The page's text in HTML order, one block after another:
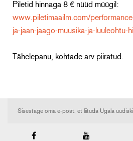
Piletid hinnaga 8 € nüüd müügil:
www.piletimaailm.com/
ja-jaan-jaago-muusika-ja-luuleohtu-
Tähelepanu, kohtade arv piiratud.